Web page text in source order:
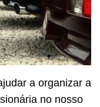
a organizar a
no nosso